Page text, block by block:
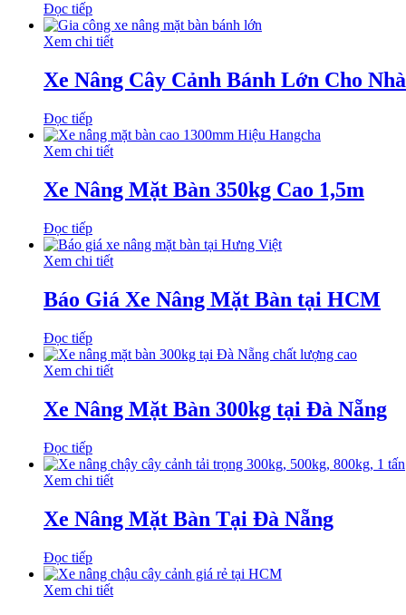
Đọc tiếp
Xem chi tiết
Xe Nâng Cây Cảnh Bánh Lớn Cho
Đọc tiếp
Xem chi tiết
Xe Nâng Mặt Bàn 350kg Cao 1,5m
Đọc tiếp
Xem chi tiết
Báo Giá Xe Nâng Mặt Bàn tại HCM
Đọc tiếp
Xem chi tiết
Xe Nâng Mặt Bàn 300kg tại Đà Nẵng
Đọc tiếp
Xem chi tiết
Xe Nâng Mặt Bàn Tại Đà Nẵng
Đọc tiếp
Xem chi tiết